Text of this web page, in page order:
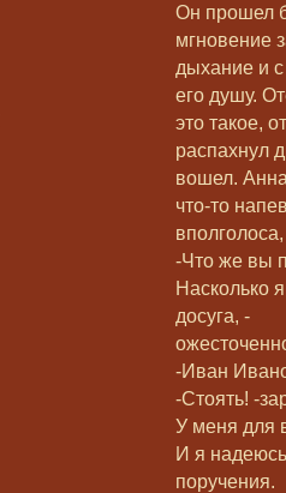
Он прошел
мгновение
дыхание и
его душу.
это такое,
распахнул
вошел.
что-то
-Что же вы
Насколько
досуга, -
-Иван
-Стоять! -
У меня для
И я
поручения.